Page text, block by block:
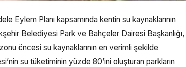
Eylem Planı kapsamında kentin su kaynaklarının
Belediyesi Park ve Bahçeler Dairesi Başkanlığı,
öncesi su kaynaklarının en verimli şekilde
su tüketiminin yüzde 80’ini oluşturan parkların